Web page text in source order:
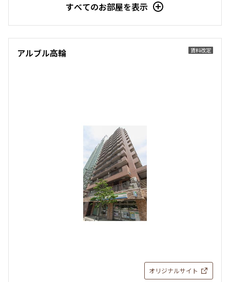
すべてのお部屋を表示
賃料改定
アルブル高輪
オリジナルサイト